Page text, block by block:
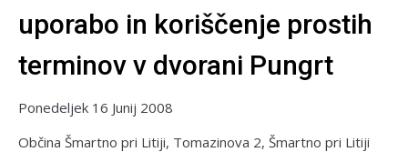
uporabo in koriščenje prostih
terminov v dvorani Pungrt
Ponedeljek 16 Junij 2008
Občina Šmartno pri Litiji, Tomazinova 2, Šmartno pri Litiji